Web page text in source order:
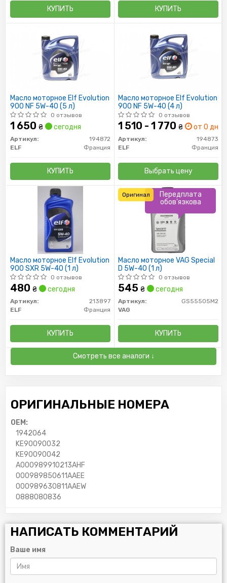
КУПИТЬ КУПИТЬ
Масло моторное Elf Evolution
900 NF 5W-40 (5 л)
0 отзывов
1 650 ₴ сегодня
Артикул:
194872
ELF
Франция
КУПИТЬ
Масло моторное Elf Evolution
900 NF 5W-40 (4 л)
0 отзывов
1 510 - 1 770 ₴ от 0 дн.
Артикул:
194873
ELF
Франция
Выбрать цену
Масло моторное Elf Evolution
900 SXR 5W-40 (1 л)
0 отзывов
480 ₴ сегодня
Артикул:
213897
ELF
Франция
КУПИТЬ
Масло моторное VAG Special
D 5W-40 (1 л)
0 отзывов
545 ₴ сегодня
Артикул:
GS55505M2
VAG
КУПИТЬ
Передплата
обов'язкова
Оригинал
Смотреть все аналоги ↓
ОРИГИНАЛЬНЫЕ НОМЕРА
OEM:
1942064
KE90090032
KE90090042
A000989910213AHF
000989850611AAEE
000989630811AAEW
0888080836
НАПИСАТЬ КОММЕНТАРИЙ
Ваше имя